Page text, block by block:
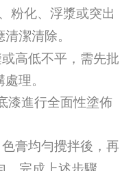
粉化、浮漿或突出
潔清除。
低不平，需先批
理。
行全面性塗佈
均勻攪拌後，再